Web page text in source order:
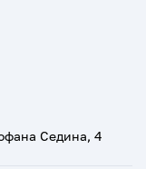
Седина, 4